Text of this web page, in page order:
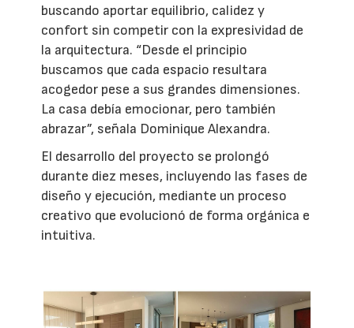
buscando aportar equilibrio, calidez y
confort sin competir con la expresividad de
la arquitectura. “Desde el principio
buscamos que cada espacio resultara
acogedor pese a sus grandes dimensiones.
La casa debía emocionar, pero también
abrazar”, señala Dominique Alexandra.
El desarrollo del proyecto se prolongó
durante diez meses, incluyendo las fases de
diseño y ejecución, mediante un proceso
creativo que evolucionó de forma orgánica e
intuitiva.